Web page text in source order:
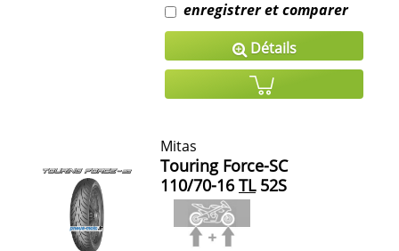
enregistrer et comparer
Détails
Mitas
Touring Force-SC
110/70-16 TL52S